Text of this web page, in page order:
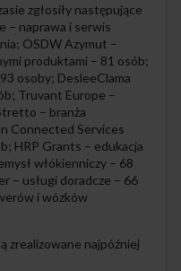
zgłosiły następujące
– naprawa i serwis
OSDW Azymut –
produktami – 81 osób;
osoby; DesleeClama
Truvant Europe –
– branża
Connected Services
HRP Grants – edukacja
włókienniczy – 68
– usługi doradcze – 66
i wózków
zrealizowane najpóźniej